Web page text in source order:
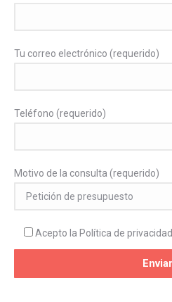
Tu correo electrónico (requerido)
Teléfono (requerido)
Motivo de la consulta (requerido)
Acepto la Política de privacidad